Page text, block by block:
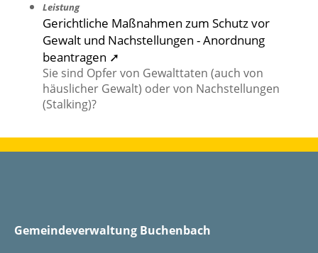
Leistung
Gerichtliche Maßnahmen zum Schutz vor
Gewalt und Nachstellungen - Anordnung
beantragen ➚
Sie sind Opfer von Gewalttaten (auch von
häuslicher Gewalt) oder von Nachstellungen
(Stalking)?
Gemeindeverwaltung Buchenbach